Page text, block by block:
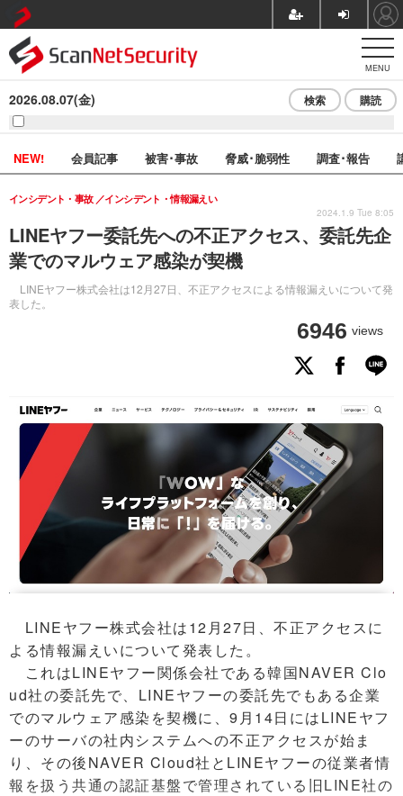
MENU
2026.08.07(金) 検索 購読
NEW! 会員記事 被害･事故 脅威･脆弱性 調査･報告
LINEヤフー委託先への不正アクセス、委託先企
業でのマルウェア感染が契機
LINEヤフー株式会社は12月27日、不正アクセスによる情報漏えいについて発
表した。
インシデント・事故 インシデント・情報漏えい
6946 views
2024.1.9 Tue 8:05
LINEヤフー株式会社は12月27日、不正アクセスに
よる情報漏えいについて発表した。
これはLINEヤフー関係会社である韓国NAVER Clo
ud社の委託先で、LINEヤフーの委託先でもある企業
でのマルウェア感染を契機に、9月14日にはLINEヤフ
ーのサーバの社内システムへの不正アクセスが始ま
り、その後NAVER Cloud社とLINEヤフーの従業者情
報を扱う共通の認証基盤で管理されている旧LINE社の